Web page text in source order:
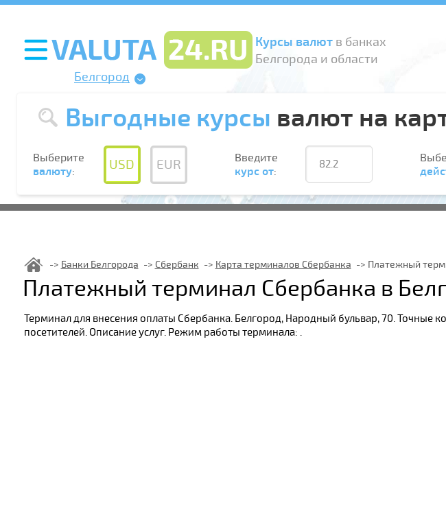
Курсы валютв банках
Белгорода и области
Белгород
Выгодные курсы валют на
Выберите
валюту: USD EUR
Введите
курс от:
Банки Белгорода Сбербанк Карта терминалов Сбербанка Платежный
Платежный терминал Сбербанка в
Терминал для внесения оплаты Сбербанка. Белгород, Народный бульвар, 70.
посетителей. Описание услуг. Режим работы терминала: .